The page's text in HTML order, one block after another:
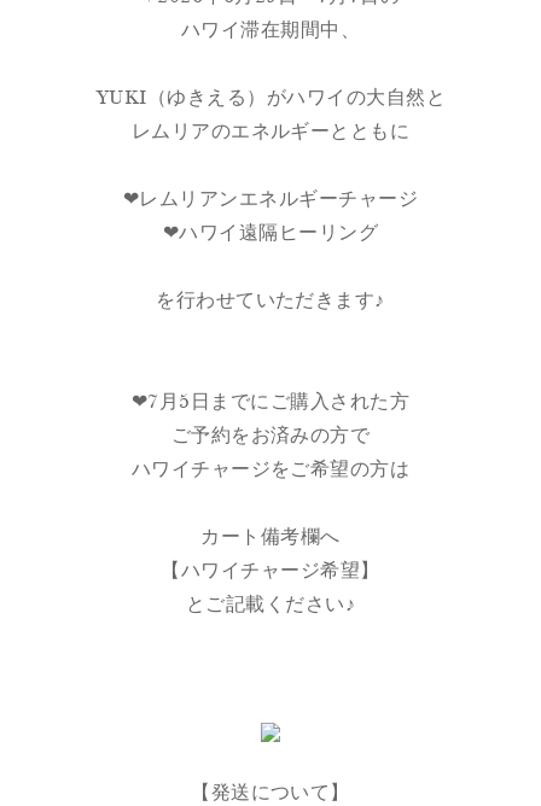
ハワイ滞在期間中、
YUKI（ゆきえる）がハワイの大自然と
レムリアのエネルギーとともに
❤︎レムリアンエネルギーチャージ
❤︎ハワイ遠隔ヒーリング
を行わせていただきます♪
❤︎7月5日までにご購入された方
ご予約をお済みの方で
ハワイチャージをご希望の方は
カート備考欄へ
【ハワイチャージ希望】
とご記載ください♪
【発送について】